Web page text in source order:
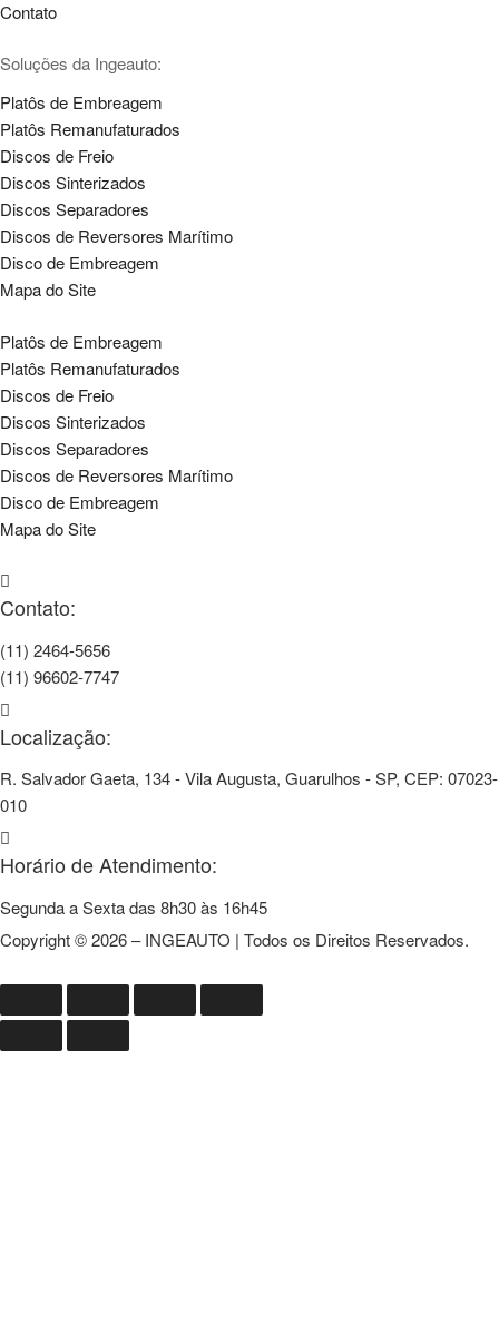
Contato
Soluções da Ingeauto:
Platôs de Embreagem
Platôs Remanufaturados
Discos de Freio
Discos Sinterizados
Discos Separadores
Discos de Reversores Marítimo
Disco de Embreagem
Mapa do Site
Platôs de Embreagem
Platôs Remanufaturados
Discos de Freio
Discos Sinterizados
Discos Separadores
Discos de Reversores Marítimo
Disco de Embreagem
Mapa do Site
Contato:
(11) 2464-5656
(11) 96602-7747
Localização:
R. Salvador Gaeta, 134 - Vila Augusta, Guarulhos - SP, CEP: 07023-
010
Horário de Atendimento:
Segunda a Sexta das 8h30 às 16h45
Copyright © 2026 – INGEAUTO | Todos os Direitos Reservados.